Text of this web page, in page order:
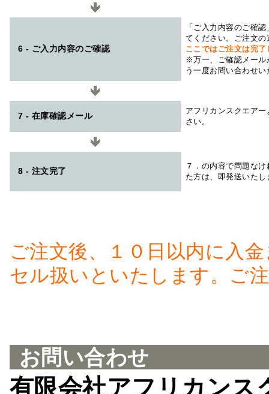
6 - ご入力内容のご確認
「ご入力内容のご確
てください。ご注文
ここではご注文は完
※万一、ご確認メール
う一度お問い合わせ
7 - 在庫確認メール
アフリカンスクエアー
さい。
8 - 注文完了
７．の内容で問題な
た方は、即発送いたし
ご注文後、１０日以内に入
セル扱いといたします。ご
お問い合わせ
有限会社アフリカンス